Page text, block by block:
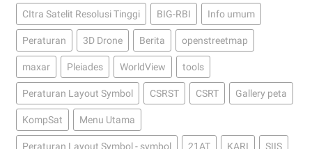
CItra Satelit Resolusi Tinggi BIG-RBI Info umum
Peraturan 3D Drone Berita openstreetmap
maxar Pleiades WorldView tools
Peraturan Layout Symbol CSRST CSRT Gallery peta
KompSat Menu Utama
Peraturan Layout Symbol - symbol 21AT KARI SIIS